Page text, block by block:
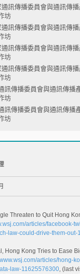
通訊傳播委員會與通訊傳
坊
通訊傳播委員會與通訊傳
坊
通訊傳播委員會與通訊傳
坊
通訊傳播委員會與通訊傳
坊
訊傳播委員會與通訊傳播
坊
訊傳播委員會與通訊傳播
坊
Threaten to Quit Hong
articles/facebook-
law-could-drive-them-out-
Hong Kong Tries to Ease
articles/hong-
law-11625576300, (last